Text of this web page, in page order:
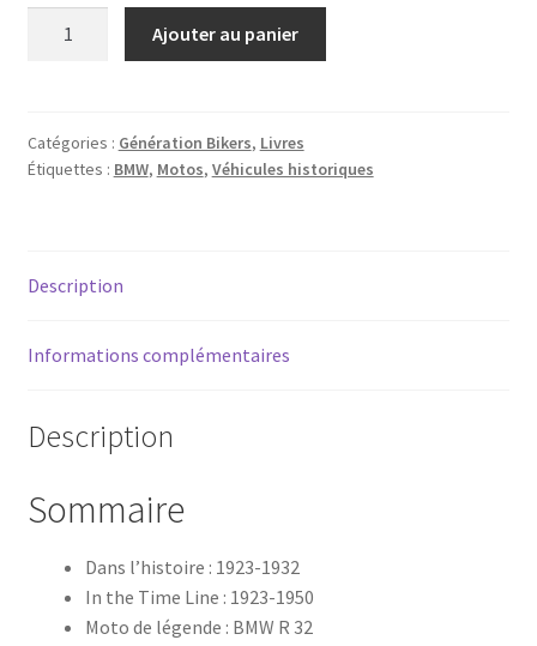
3
-
la
histoire
Ajouter au panier
Catégories : Génération Bikers, Livres
Étiquettes : BMW, Motos, Véhicules historiques
Description
Informations complémentaires
Description
Sommaire
Dans l’histoire : 1923-1932
In the Time Line : 1923-1950
Moto de légende : BMW R 32